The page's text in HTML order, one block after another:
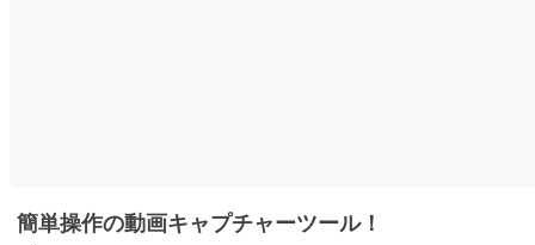
簡単操作の動画キャプチャーツール！